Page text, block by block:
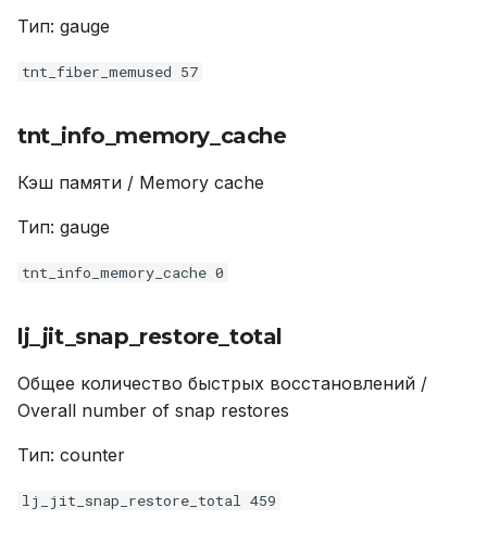
Тип: gauge
tnt_fiber_memused 57
tnt_info_memory_cache
Кэш памяти / Memory cache
Тип: gauge
tnt_info_memory_cache 0
lj_jit_snap_restore_total
Общее количество быстрых восстановлений /
Overall number of snap restores
Тип: counter
lj_jit_snap_restore_total 459